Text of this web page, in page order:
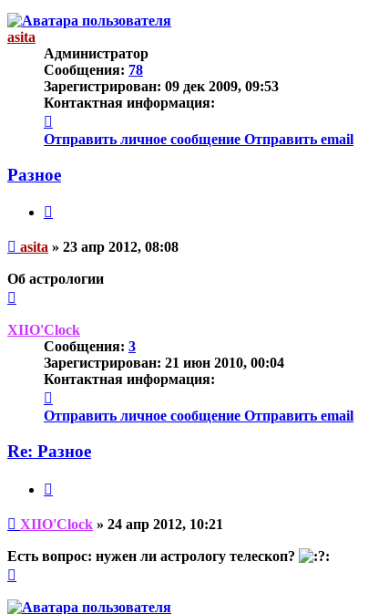
asita
Администратор
Сообщения: 78
Зарегистрирован: 09 дек 2009, 09:53
Контактная информация:
информация
пользователя
Отправить личное сообщение Отправить email
Разное
Непрочитанное
asita » 23 апр 2012, 08:08
Об астрологии
началу
XIIO'Clock
Сообщения: 3
Зарегистрирован: 21 июн 2010, 00:04
Контактная информация:
информация
пользователя
Отправить личное сообщение Отправить email
Re: Разное
Непрочитанное
XIIO'Clock » 24 апр 2012, 10:21
Есть вопрос: нужен ли астрологу телескоп?
началу